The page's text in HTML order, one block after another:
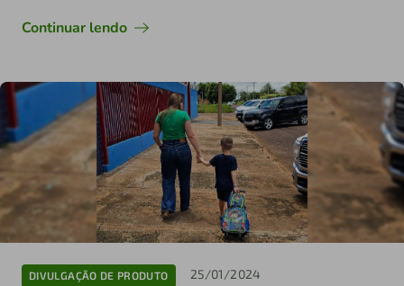
Continuar lendo
DIVULGAÇÃO DE PRODUTO 25/01/2024